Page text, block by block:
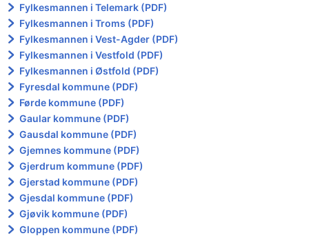
Fylkesmannen i Telemark (PDF)
Fylkesmannen i Troms (PDF)
Fylkesmannen i Vest-Agder (PDF)
Fylkesmannen i Vestfold (PDF)
Fylkesmannen i Østfold (PDF)
Fyresdal kommune (PDF)
Førde kommune (PDF)
Gaular kommune (PDF)
Gausdal kommune (PDF)
Gjemnes kommune (PDF)
Gjerdrum kommune (PDF)
Gjerstad kommune (PDF)
Gjesdal kommune (PDF)
Gjøvik kommune (PDF)
Gloppen kommune (PDF)